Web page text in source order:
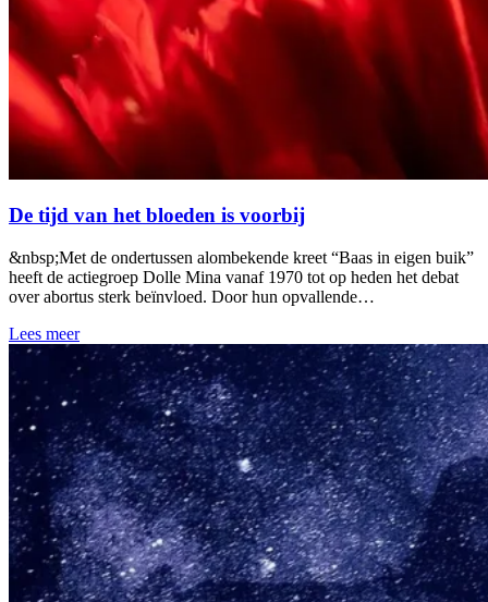
De tijd van het bloeden is voorbij
&nbsp;Met de ondertussen alombekende kreet “Baas in eigen buik”
heeft de actiegroep Dolle Mina vanaf 1970 tot op heden het debat
over abortus sterk beïnvloed. Door hun opvallende…
Lees meer